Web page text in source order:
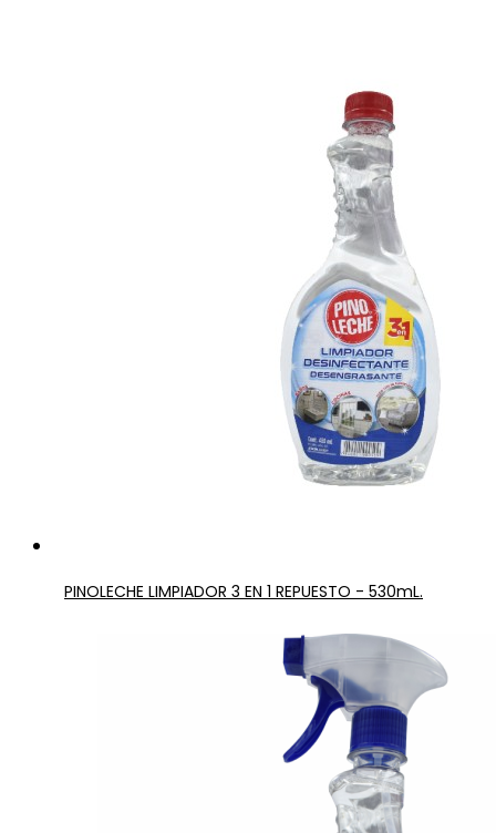
PINOLECHE LIMPIADOR 3 EN 1 REPUESTO - 530mL.